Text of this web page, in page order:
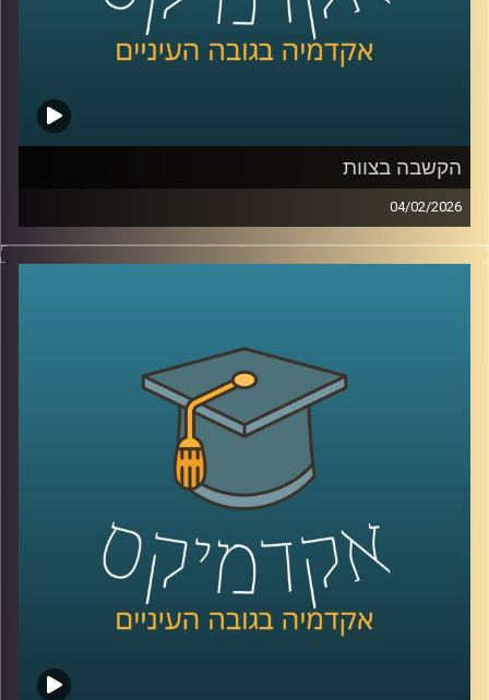
הקשבה בצוות
04/02/2026
בעולם הניהול והחיים האישיים מדברים הרבה על תקשורת
טובה, אבל הרבה פחות על הקשבה אמיתית, כזו שמשנה
שהיא למעשה מנגנון עמוק שמכתיב אם צוותים ידברו וישתפו
ידע, ואם משפחות ירגישו מובנות או מתוסכלות. בפרק הזה
אנחנו מדברים על האופן שבו סגנון ההקשבה של מנהל, הורה
או בן משפחה מעצב את איכות הדיאלוג סביבו.
יחד עם ד״ר אסנת בוסקילה־ים, יועצת ארגונית ומרצה
באוניברסיטת רייכמן, נבחן למה הקשבה כל כך מאתגרת, למה
נאומים הם האויב שלה, ומה ההבדל בין הקשבה אישית,
הקשבה בצוות והקשבה במשפחה, ואיך שינוי קטן באופן
ההקשבה יכול לייצר שינוי גדול ביחסים?